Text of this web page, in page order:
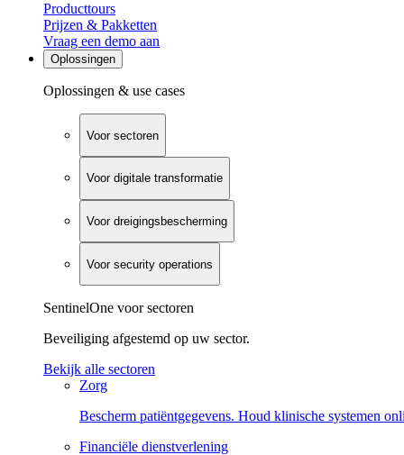
Producttours
Prijzen & Pakketten
Vraag een demo aan
Oplossingen
Oplossingen & use cases
Voor sectoren
Voor digitale transformatie
Voor dreigingsbescherming
Voor security operations
SentinelOne voor sectoren
Beveiliging afgestemd op uw sector.
Bekijk alle sectoren
Zorg
Bescherm patiëntgegevens. Houd klinische systemen
Financiële dienstverlening